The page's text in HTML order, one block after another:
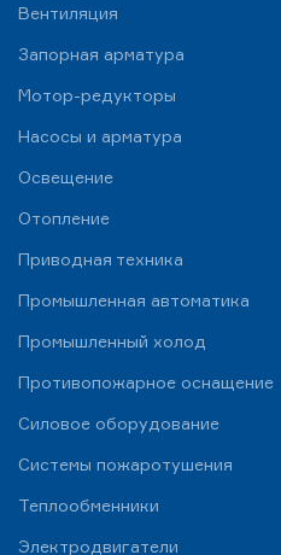
Вентиляция
Запорная арматура
Мотор-редукторы
Насосы и арматура
Освещение
Отопление
Приводная техника
Промышленная автоматика
Промышленный холод
Противопожарное оснащение
Силовое оборудование
Системы пожаротушения
Теплообменники
Электродвигатели